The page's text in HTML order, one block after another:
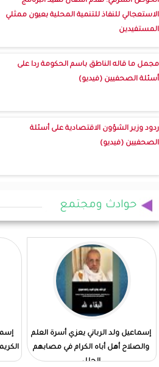
الاستعجالي للنفاذ للتنمية المحلية بعيون ممثلي
المستفيدين
مجمل ما قاله الناطق باسم الحكومة ردا على
أسئلة الصحفيين (فيديو)
ردود وزير الشؤون الاقتصادية على أسئلة
الصحفيين (فيديو)
حوادث ومجتمع
إسماعيل ولد الرباني يعزي أسرة العلم
والصلاح أهل أباه الكرام في مصابهم
الجلل